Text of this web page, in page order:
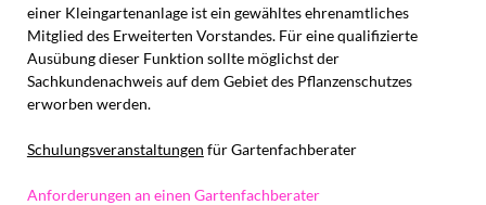
einer Kleingartenanlage ist ein gewähltes ehrenamtliches
Mitglied des Erweiterten Vorstandes. Für eine qualifizierte
Ausübung dieser Funktion sollte möglichst der
Sachkundenachweis auf dem Gebiet des Pflanzenschutzes
erworben werden.
Schulungsveranstaltungen für Gartenfachberater
Anforderungen an einen Gartenfachberater